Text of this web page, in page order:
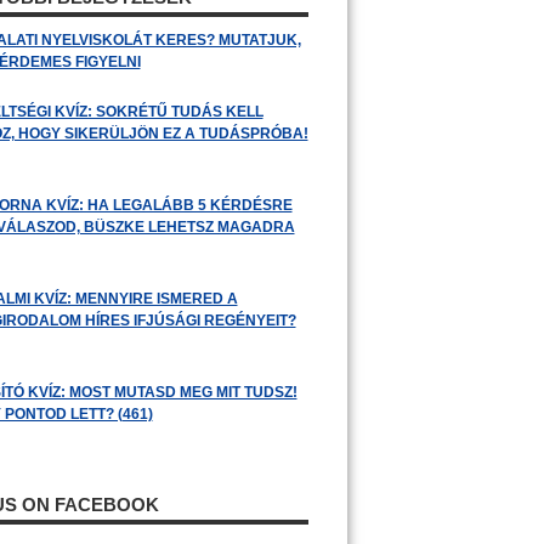
NYELVISKOLÁT KERES? MUTATJUK,
FIGYELNI
KVÍZ: SOKRÉTŰ TUDÁS KELL
HOGY SIKERÜLJÖN EZ A TUDÁSPRÓBA!
KVÍZ: HA LEGALÁBB 5 KÉRDÉSRE
BÜSZKE LEHETSZ MAGADRA
KVÍZ: MENNYIRE ISMERED A
HÍRES IFJÚSÁGI REGÉNYEIT?
KVÍZ: MOST MUTASD MEG MIT TUDSZ!
LETT? (461)
ON FACEBOOK